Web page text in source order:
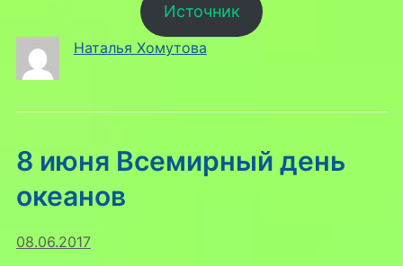
Источник
Наталья Хомутова
8 июня Всемирный день
океанов
08.06.2017